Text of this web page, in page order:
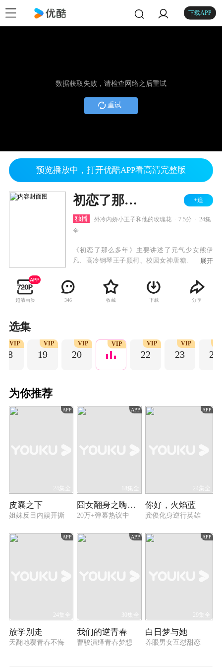
下载APP
数据获取失败，请检查网络之后重试
重试
预览播放中，打开优酷APP看高清完整版
初恋了那么多年 +追
独播 外冷内娇小王子和他的玫瑰花 7.5分
24集
全
《初恋了那么多年》主要讲述了元气少女熊伊
凡、高冷钢琴王子颜柯、校园女神唐糖、情场老
的青葱岁月里发生的动人初恋故事，展现出大学
时代那段青涩又细腻的感情，让观众回味青春的
同时观感温暖。
展开
超清画质 346 收藏 下载 分享
选集
18
VIP
19
VIP
20
VIP VIP
22
VIP
23
VIP
24
为你推荐
APP
24集全
皮囊之下
姐妹反目内娱开撕
APP
18集全
囧女翻身之嗨如花 第一季
20万+弹幕热议中
APP
24集全
你好，火焰蓝
龚俊化身逆行英雄
APP
24集全
放学别走
天翻地覆青春不悔
APP
30集全
我们的逆青春
曹骏演绎青春梦想
APP
29集全
白日梦与她
养眼男女互怼甜恋